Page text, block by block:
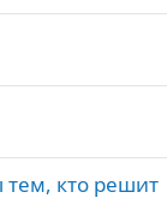
тем, кто решит